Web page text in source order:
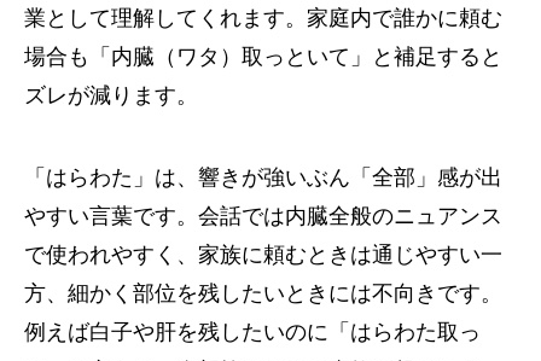
業として理解してくれます。家庭内で誰かに頼む
場合も「内臓（ワタ）取っといて」と補足すると
ズレが減ります。
「はらわた」は、響きが強いぶん「全部」感が出
やすい言葉です。会話では内臓全般のニュアンス
で使われやすく、家族に頼むときは通じやすい一
方、細かく部位を残したいときには不向きです。
例えば白子や肝を残したいのに「はらわた取っ